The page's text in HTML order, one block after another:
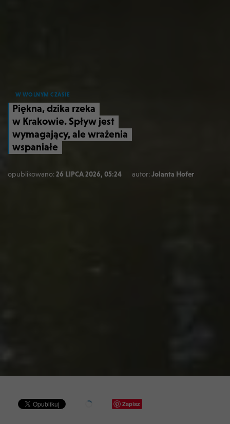
W WOLNYM CZASIE
Piękna, dzika rzeka
w Krakowie. Spływ jest
wymagający, ale wrażenia
wspaniałe
opublikowano:26 LIPCA 2026, 05:24 autor:Jolanta Hofer
Zapisz